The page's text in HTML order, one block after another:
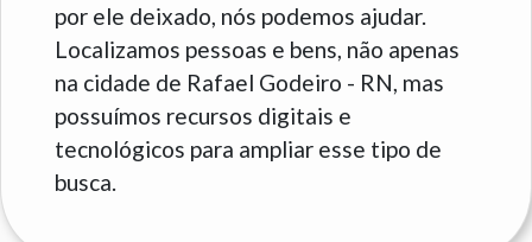
por ele deixado, nós podemos ajudar.
Localizamos pessoas e bens, não apenas
na cidade de Rafael Godeiro - RN, mas
possuímos recursos digitais e
tecnológicos para ampliar esse tipo de
busca.